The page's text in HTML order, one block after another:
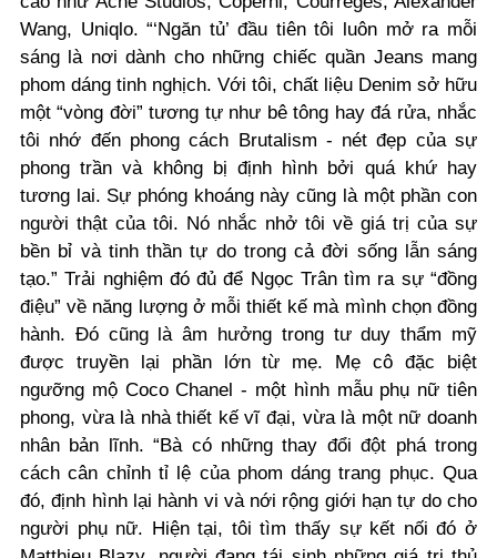
Wang, Uniqlo. “‘Ngăn tủ’ đầu tiên tôi luôn mở ra mỗi
sáng là nơi dành cho những chiếc quần Jeans mang
phom dáng tinh nghịch. Với tôi, chất liệu Denim sở hữu
một “vòng đời” tương tự như bê tông hay đá rửa, nhắc
tôi nhớ đến phong cách Brutalism - nét đẹp của sự
phong trần và không bị định hình bởi quá khứ hay
tương lai. Sự phóng khoáng này cũng là một phần con
người thật của tôi. Nó nhắc nhở tôi về giá trị của sự
bền bỉ và tinh thần tự do trong cả đời sống lẫn sáng
tạo.” Trải nghiệm đó đủ để Ngọc Trân tìm ra sự “đồng
điệu” về năng lượng ở mỗi thiết kế mà mình chọn đồng
hành. Đó cũng là âm hưởng trong tư duy thẩm mỹ
được truyền lại phần lớn từ mẹ. Mẹ cô đặc biệt
ngưỡng mộ Coco Chanel - một hình mẫu phụ nữ tiên
phong, vừa là nhà thiết kế vĩ đại, vừa là một nữ doanh
nhân bản lĩnh. “Bà có những thay đổi đột phá trong
cách cân chỉnh tỉ lệ của phom dáng trang phục. Qua
đó, định hình lại hành vi và nới rộng giới hạn tự do cho
người phụ nữ. Hiện tại, tôi tìm thấy sự kết nối đó ở